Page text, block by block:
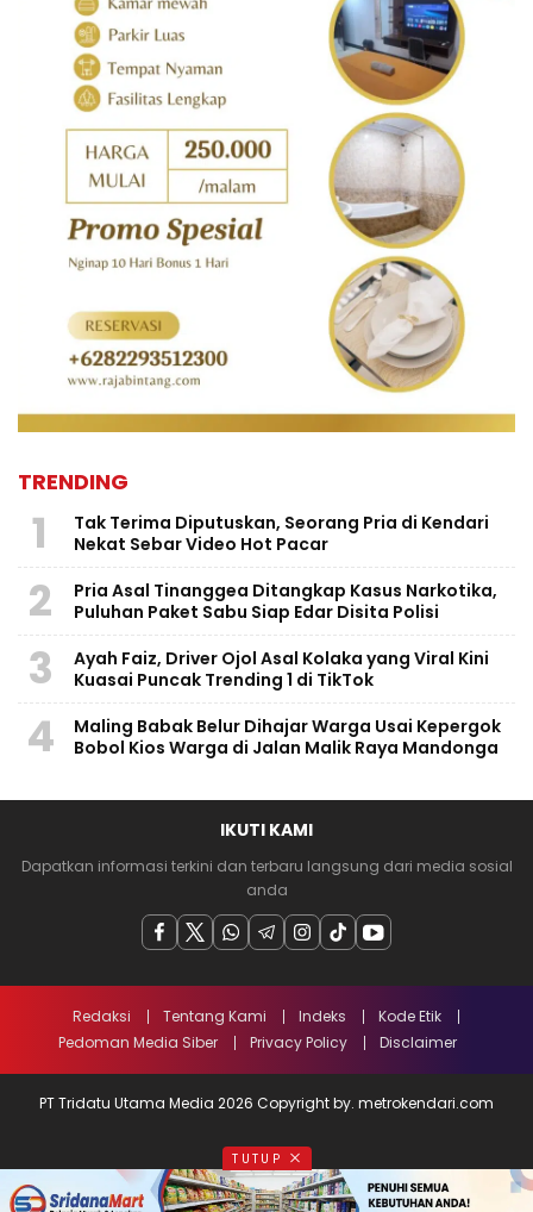
TRENDING
1
Tak Terima Diputuskan, Seorang Pria di Kendari
Nekat Sebar Video Hot Pacar
2
Pria Asal Tinanggea Ditangkap Kasus Narkotika,
Puluhan Paket Sabu Siap Edar Disita Polisi
3
Ayah Faiz, Driver Ojol Asal Kolaka yang Viral Kini
Kuasai Puncak Trending 1 di TikTok
4
Maling Babak Belur Dihajar Warga Usai Kepergok
Bobol Kios Warga di Jalan Malik Raya Mandonga
IKUTI KAMI
Dapatkan informasi terkini dan terbaru langsung dari media sosial
anda
Redaksi Tentang Kami Indeks
Kode Etik
Pedoman Media Siber
Privacy Policy Disclaimer
PT Tridatu Utama Media 2026 Copyright by. metrokendari.com
TUTUP